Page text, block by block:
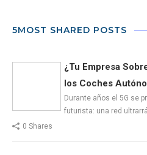
5MOST SHARED POSTS
¿Tu Empresa
los Coches
Durante años el 5G se
futurista: una red
0 Shares